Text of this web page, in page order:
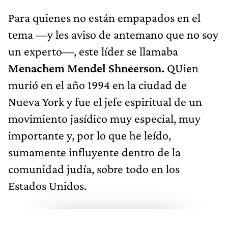
Para quienes no están empapados en el
tema —y les aviso de antemano que no soy
un experto—, este líder se llamaba
Menachem Mendel Shneerson. QUien
murió en el año 1994 en la ciudad de
Nueva York y fue el jefe espiritual de un
movimiento jasídico muy especial, muy
importante y, por lo que he leído,
sumamente influyente dentro de la
comunidad judía, sobre todo en los
Estados Unidos.